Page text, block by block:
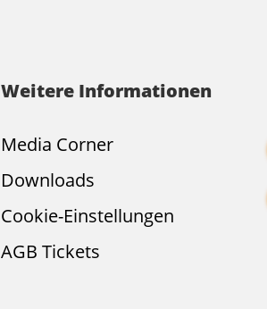
Weitere Informationen
Media Corner
Downloads
Cookie-Einstellungen
AGB Tickets